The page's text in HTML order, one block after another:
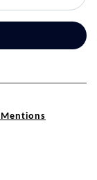
Mentions